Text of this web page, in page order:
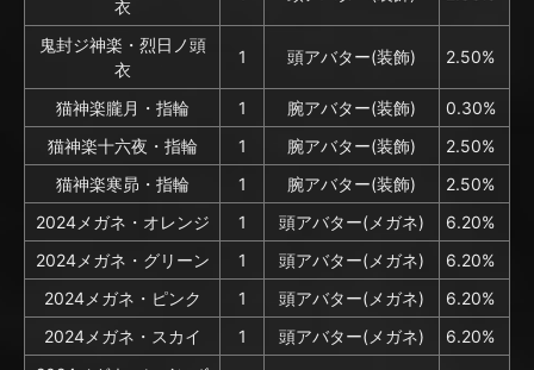
衣
鬼封ジ神楽・烈日ノ頭
衣
1 頭アバター(装飾) 2.50%
猫神楽朧月・指輪 1 腕アバター(装飾)
0.30%
猫神楽十六夜・指輪
1 腕アバター(装飾)
2.50%
猫神楽寒昴・指輪
1 腕アバター(装飾)
2.50%
2024メガネ・オレンジ
1 頭アバター(メガネ)
6.20%
2024メガネ・グリーン
1 頭アバター(メガネ)
6.20%
2024メガネ・ピンク
1 頭アバター(メガネ)
6.20%
2024メガネ・スカイ
1 頭アバター(メガネ)
6.20%